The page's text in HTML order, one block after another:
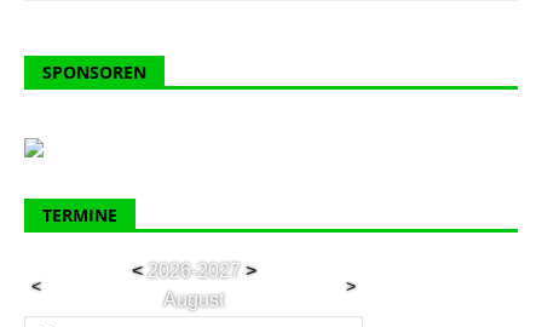
SPONSOREN
TERMINE
<
<2026-2027 >
August
>